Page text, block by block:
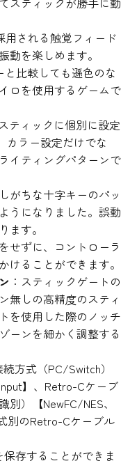
用される触覚フィード
動を楽しめます。
と比較しても遜色のな
ロを使用するゲームで
ティックに個別に設定
カラー設定だけでな
イティングパターンで
がちな十字キーのパッ
うになりました。誤動
ます。
せずに、コントローラ
けることができます。
：スティックゲートの
無しの高精度のスティ
を使用した際のノッチ
ーンを細かく調整する
方式（PC/Switch）
】、Retro-Cケーブ
）【NewFC/NES、
別のRetro-Cケーブル
存することができま